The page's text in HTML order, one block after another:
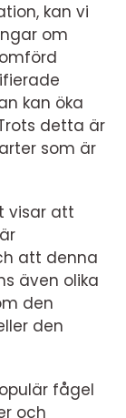
kan vi
om
kan öka
detta är
som är
visar att
att denna
även olika
den
den
fågel
och